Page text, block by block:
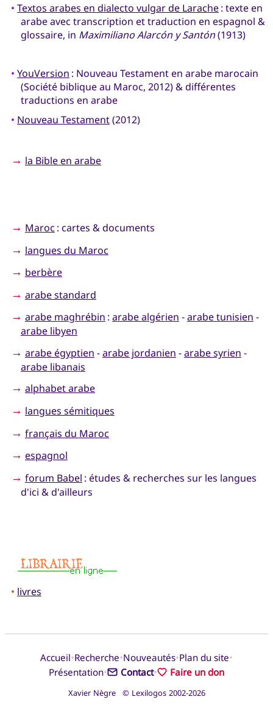
• Textos arabes en dialecto vulgar de Larache: texte en
arabe avec transcription et traduction en espagnol &
glossaire, in Maximiliano Alarcón y Santón(1913)
• YouVersion : Nouveau Testament en arabe marocain
(Société biblique au Maroc, 2012) & différentes
traductions en arabe
• Nouveau Testament(2012)
→ la Bible en arabe
→ Maroc : cartes & documents
→ langues du Maroc
→ berbère
→ arabe standard
→ arabe maghrébin : arabe algérien -arabe tunisien -
arabe libyen
→ arabe égyptien -arabe jordanien -arabe syrien -
arabe libanais
→ alphabet arabe
→ langues sémitiques
→ français du Maroc
→ espagnol
→ forum Babel : études & recherches sur les langues
d'ici & d'ailleurs
• livres
Accueil•Recherche•Nouveautés•Plan du site•
Présentation• Contact• Faire un don
Xavier Nègre © Lexilogos 2002-2026